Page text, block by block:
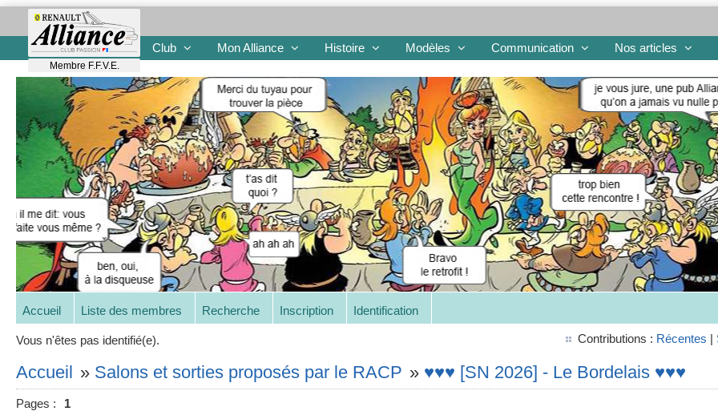
Membre F.F.V.E.
Club Mon Alliance Histoire Modèles Communication Nos articles
Accueil Liste des membres Recherche Inscription Identification
Vous n'êtes pas identifié(e). Contributions : Récentes |
Accueil » Salons et sorties proposés par le RACP » ♥♥♥ [SN 2026] - Le Bordelais ♥♥♥
Pages : 1